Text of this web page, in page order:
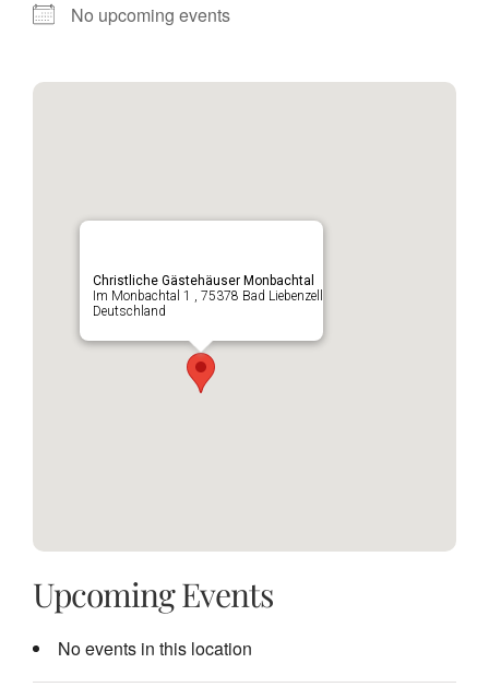
No upcoming events
Christliche Gästehäuser Monbachtal
Im Monbachtal 1 , 75378 Bad Liebenzell
Deutschland
Upcoming Events
No events in this location